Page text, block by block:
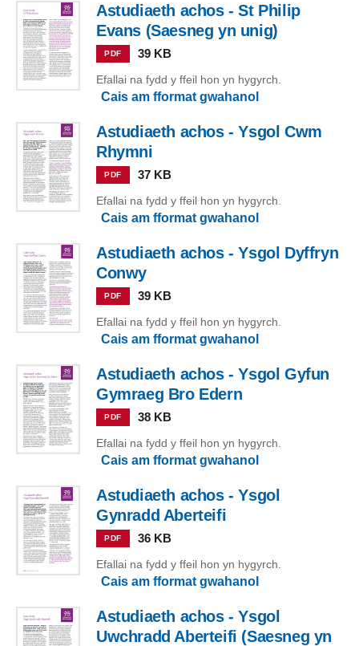
Astudiaeth achos - St Philip
Evans (Saesneg yn unig)
PDF 39 KB
Efallai na fydd y ffeil hon yn hygyrch.
Cais am fformat gwahanol
Astudiaeth achos - Ysgol Cwm
Rhymni
PDF 37 KB
Efallai na fydd y ffeil hon yn hygyrch.
Cais am fformat gwahanol
Astudiaeth achos - Ysgol Dyffryn
Conwy
PDF 39 KB
Efallai na fydd y ffeil hon yn hygyrch.
Cais am fformat gwahanol
Astudiaeth achos - Ysgol Gyfun
Gymraeg Bro Edern
PDF 38 KB
Efallai na fydd y ffeil hon yn hygyrch.
Cais am fformat gwahanol
Astudiaeth achos - Ysgol
Gynradd Aberteifi
PDF 36 KB
Efallai na fydd y ffeil hon yn hygyrch.
Cais am fformat gwahanol
Astudiaeth achos - Ysgol
Uwchradd Aberteifi (Saesneg yn